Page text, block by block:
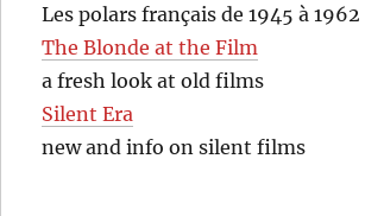
Les polars français de 1945 à 1962
The Blonde at the Film
a fresh look at old films
Silent Era
new and info on silent films